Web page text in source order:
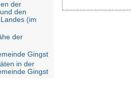
der
den
(im
der
Gingst
in der
Gingst